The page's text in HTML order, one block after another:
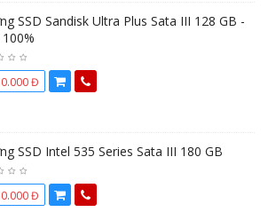
SSD Sandisk Ultra Plus Sata III 128 GB -
Đ
SSD Intel 535 Series Sata III 180 GB
Đ